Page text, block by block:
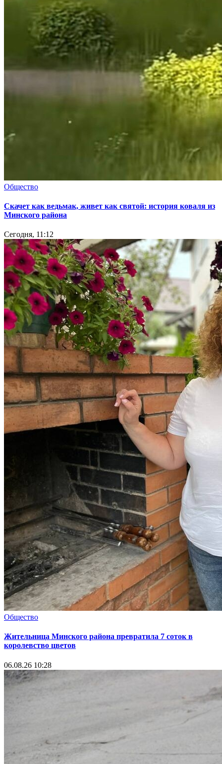
Общество
Скачет как ведьмак, живет как святой: история коваля из
Минского района
Сегодня, 11:12
Общество
Жительница Минского района превратила 7 соток в
королевство цветов
06.08.26 10:28